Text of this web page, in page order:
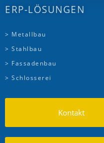
ERP-LÖSUNGEN
> Metallbau
> Stahlbau
> Fassadenbau
> Schlosserei
Kontakt